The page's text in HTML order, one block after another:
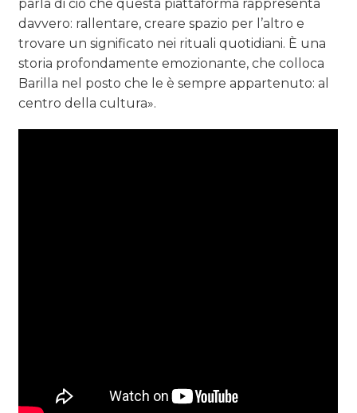
parla di ciò che questa piattaforma rappresenta
davvero: rallentare, creare spazio per l’altro e
trovare un significato nei rituali quotidiani. È una
storia profondamente emozionante, che colloca
Barilla nel posto che le è sempre appartenuto: al
centro della cultura».